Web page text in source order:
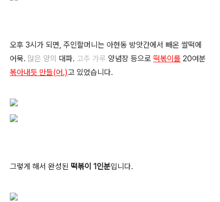
오후 3시가 되면, 주인할머니는 아현동 방앗간에서 빼온 쌀떡에
어묵. 많은 양의 대파. 고추 가루 양념장 등으로 떡볶이를 20여분
볶아내듯 만들(어.)고 있었습니다.
그렇게 해서 완성된 떡볶이 1인분입니다.